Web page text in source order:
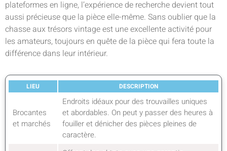
plateformes en ligne, l’expérience de recherche devient tout
aussi précieuse que la pièce elle-même. Sans oublier que la
chasse aux trésors vintage est une excellente activité pour
les amateurs, toujours en quête de la pièce qui fera toute la
différence dans leur intérieur.
LIEU DESCRIPTION
Brocantes
et marchés
Endroits idéaux pour des trouvailles uniques
et abordables. On peut y passer des heures à
fouiller et dénicher des pièces pleines de
caractère.